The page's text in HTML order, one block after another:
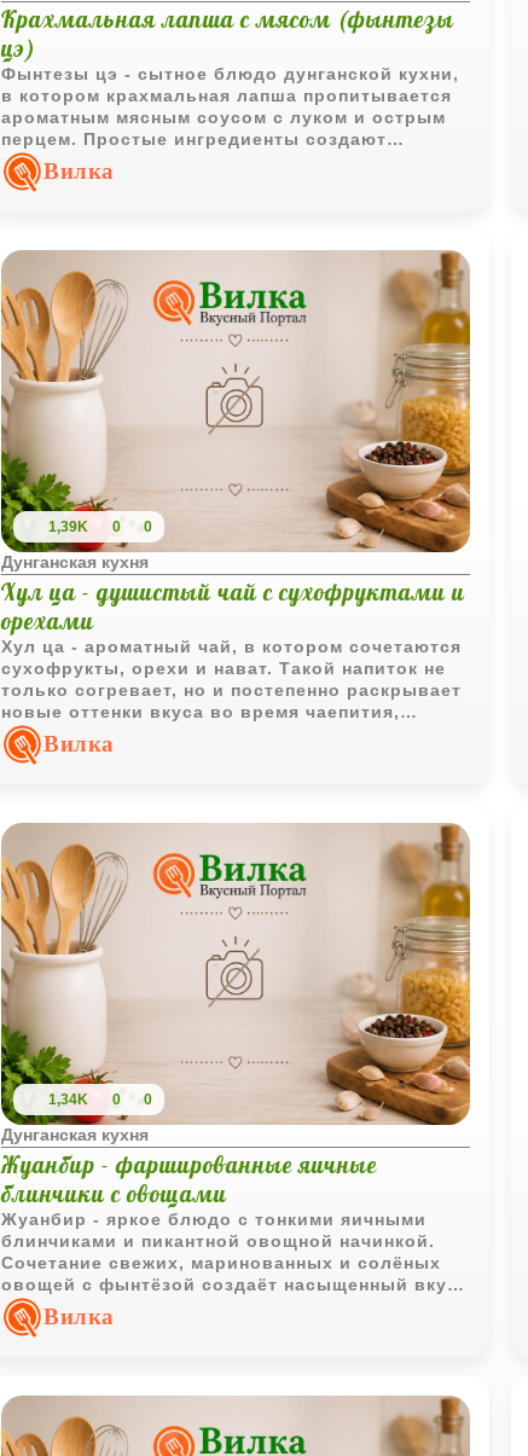
Крахмальная лапша с мясом (фынтезы
цэ)
Фынтезы цэ - сытное блюдо дунганской кухни,
в котором крахмальная лапша пропитывается
ароматным мясным соусом с луком и острым
перцем. Простые ингредиенты создают
насыщенный вкус и аппетитную текстуру.
Вилка
1,39K 0 0
Дунганская кухня
Хул ца - душистый чай с сухофруктами и
орехами
Хул ца - ароматный чай, в котором сочетаются
сухофрукты, орехи и нават. Такой напиток не
только согревает, но и постепенно раскрывает
новые оттенки вкуса во время чаепития,
оставаясь горячим благодаря постоянному
добавлению кипятка.
Вилка
1,34K 0 0
Дунганская кухня
Жуанбир - фаршированные яичные
блинчики с овощами
Жуанбир - яркое блюдо с тонкими яичными
блинчиками и пикантной овощной начинкой.
Сочетание свежих, маринованных и солёных
овощей с фынтёзой создаёт насыщенный вкус,
который особенно хорошо подходит для
летнего стола.
Вилка